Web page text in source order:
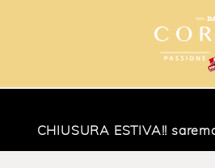
CHIUSURA ESTIVA!!